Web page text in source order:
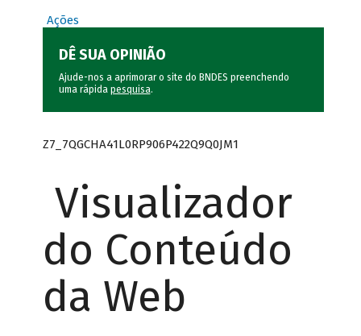
Ações
DÊ SUA OPINIÃO
Ajude-nos a aprimorar o site do BNDES preenchendo
uma rápida pesquisa.
Z7_7QGCHA41L0RP906P422Q9Q0JM1
Visualizador
do Conteúdo
da Web